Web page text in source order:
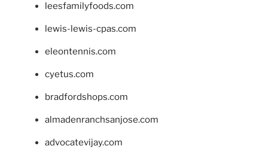
leesfamilyfoods.com
lewis-lewis-cpas.com
eleontennis.com
cyetus.com
bradfordshops.com
almadenranchsanjose.com
advocatevijay.com